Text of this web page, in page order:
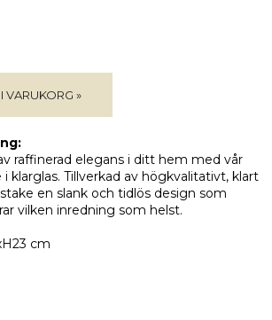
VARUKORG »
raffinerad elegans i ditt hem med vår
i klarglas. Tillverkad av högkvalitativt, klart
en slank och tidlös design som
vilken inredning som helst.
cm